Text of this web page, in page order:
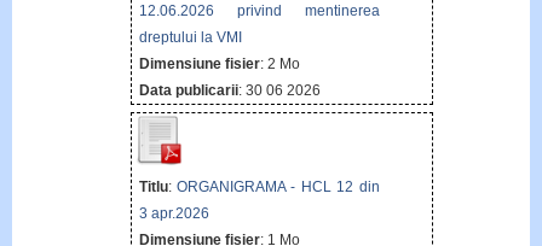
12.06.2026 privind mentinerea
dreptului la VMI
Dimensiune fisier: 2 Mo
Data publicarii: 30 06 2026
Titlu:ORGANIGRAMA - HCL 12 din
3 apr.2026
Dimensiune fisier: 1 Mo